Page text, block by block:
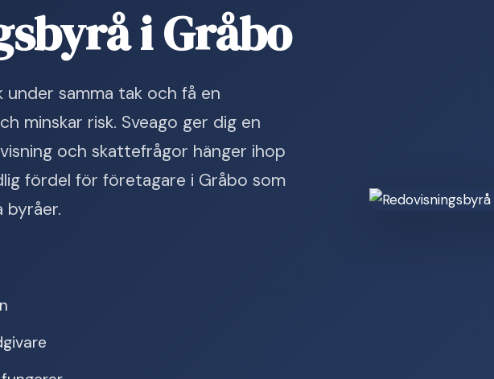
i Gråbo
under samma tak och få en
minskar risk. Sveago ger dig en
och skattefrågor hänger ihop
fördel för företagare i Gråbo som
byråer.